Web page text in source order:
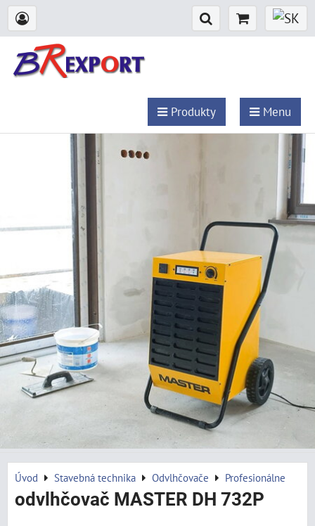
Produkty Menu
Úvod Stavebná technika Odvlhčovače Profesionálne
odvlhčovač MASTER DH 732P